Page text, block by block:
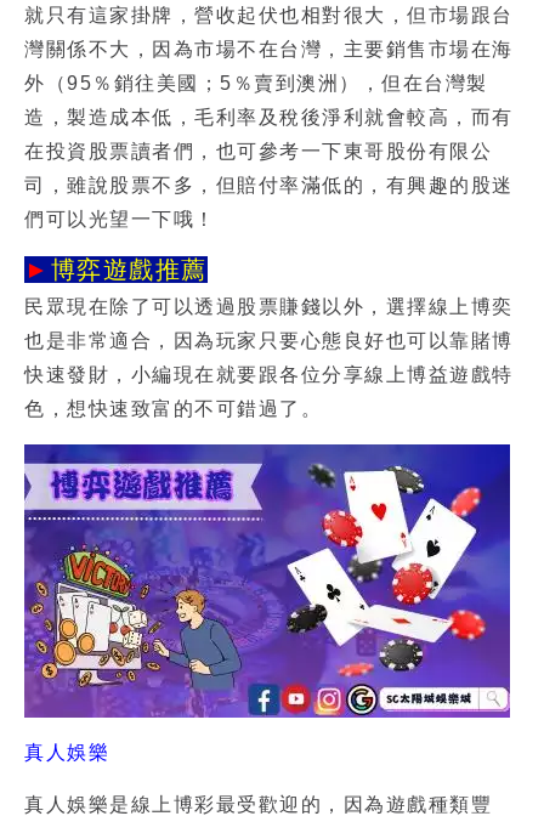
就只有這家掛牌，營收起伏也相對很大，但市場跟台
灣關係不大，因為市場不在台灣，主要銷售市場在海
外（95％銷往美國；5％賣到澳洲），但在台灣製
造，製造成本低，毛利率及稅後淨利就會較高，而有
在投資股票讀者們，也可參考一下東哥股份有限公
司，雖說股票不多，但賠付率滿低的，有興趣的股迷
們可以光望一下哦！
► 博弈遊戲推薦
民眾現在除了可以透過股票賺錢以外，選擇線上博奕
也是非常適合，因為玩家只要心態良好也可以靠賭博
快速發財，小編現在就要跟各位分享線上博益遊戲特
色，想快速致富的不可錯過了。
真人娛樂
真人娛樂是線上博彩最受歡迎的，因為遊戲種類豐